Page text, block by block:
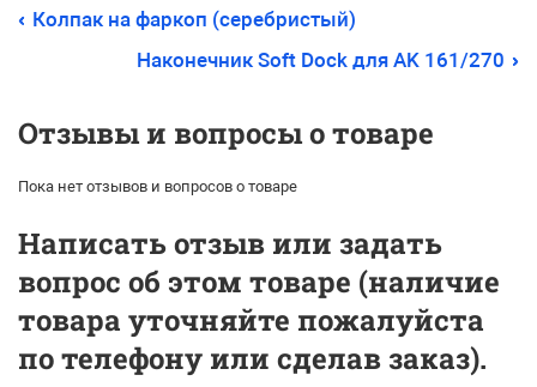
Колпак на фаркоп (серебристый)
Наконечник Soft Dock для AK 161/270
Отзывы и вопросы о товаре
Пока нет отзывов и вопросов о товаре
Написать отзыв или задать
вопрос об этом товаре (наличие
товара уточняйте пожалуйста
по телефону или сделав заказ).